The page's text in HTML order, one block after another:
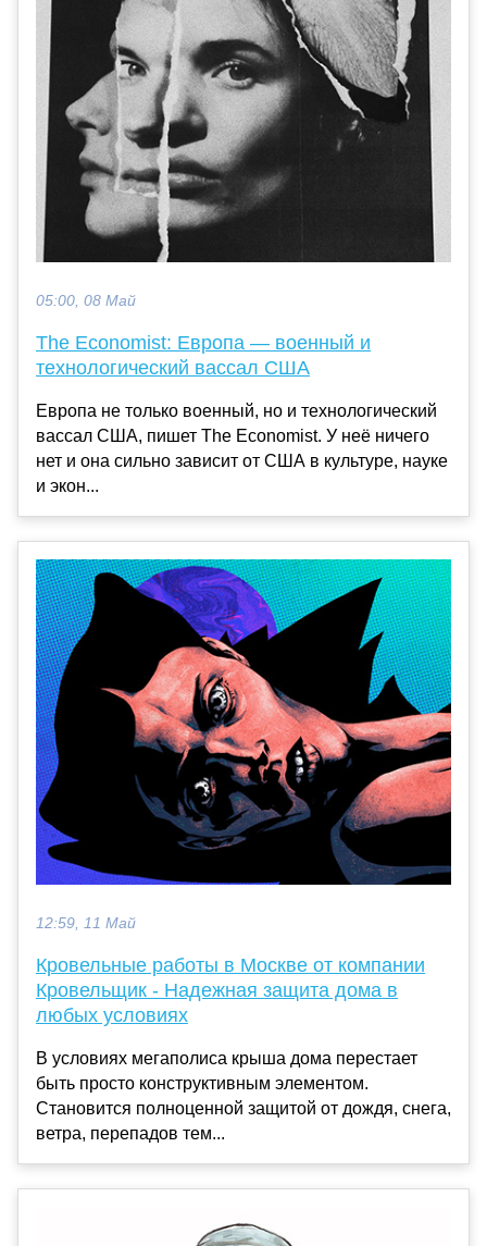
05:00, 08 Май
The Economist: Европа — военный и
технологический вассал США
Европа не только военный, но и технологический
вассал США, пишет The Economist. У неё ничего
нет и она сильно зависит от США в культуре, науке
и экон...
12:59, 11 Май
Кровельные работы в Москве от компании
Кровельщик - Надежная защита дома в
любых условиях
В условиях мегаполиса крыша дома перестает
быть просто конструктивным элементом.
Становится полноценной защитой от дождя, снега,
ветра, перепадов тем...